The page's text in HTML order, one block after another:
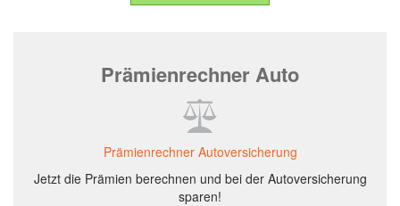
Prämienrechner Auto
Prämienrechner Autoversicherung
Jetzt die Prämien berechnen und bei der Autoversicherung
sparen!